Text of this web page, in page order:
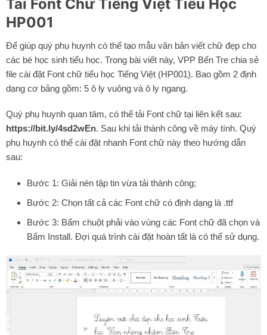
Tải Font Chữ Tiếng Việt Tiểu Học
HP001
Để giúp quý phụ huynh có thể tạo mẫu văn bản viết chữ đẹp cho
các bé học sinh tiểu học. Trong bài viết này, VPP Bến Tre chia sẻ
file cài đặt Font chữ tiểu học Tiếng Việt (HP001). Bao gồm 2 định
dạng cơ bảng gồm: 5 ô ly vuông và ô ly ngang.
Quý phụ huynh quan tâm, có thể tải Font chữ tại liên kết sau:
https://bit.ly/4sd2wEn. Sau khi tải thành công về máy tính. Quý
phụ huynh có thể cài đặt nhanh Font chữ này theo hướng dẫn
sau:
Bước 1: Giải nén tập tin vừa tải thành công;
Bước 2: Chọn tất cả các Font chữ có định dạng là .ttf
Bước 3: Bấm chuột phải vào vùng các Font chữ đã chọn và
Bấm Install. Đợi quá trình cài đặt hoàn tất là có thể sử dụng.